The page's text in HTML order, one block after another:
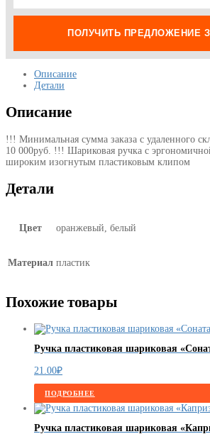
ПОЛУЧИТЬ ПРЕДЛОЖЕНИЕ
Описание
Детали
Описание
!!! Минимальная сумма заказа с удаленного
10 000руб. !!! Шариковая ручка с
широким изогнутым пластиковым клипом
Детали
Цвет оранжевый, белый
Материал пластик
Похожие товары
Ручка пластиковая шариковая
21.00₽
ПОДРОБНЕЕ
Ручка пластиковая шариковая